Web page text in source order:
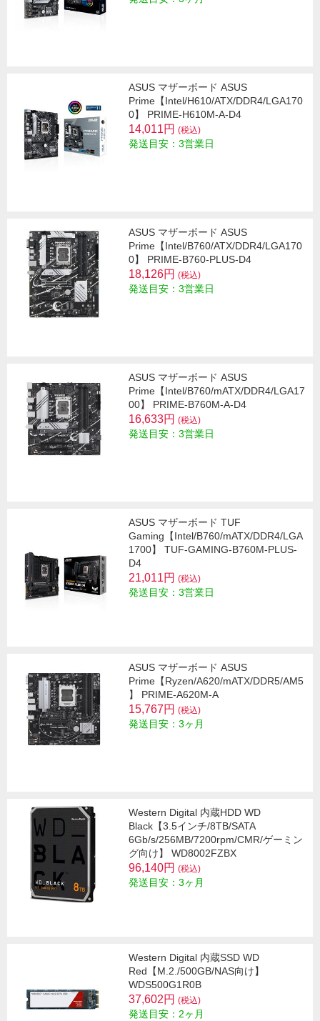
ASUS マザーボード ASUS
Prime【Intel/H610/ATX/DDR4/LGA170
0】 PRIME-H610M-A-D4
14,011円 (税込)
発送目安：3営業日
ASUS マザーボード ASUS
Prime【Intel/B760/ATX/DDR4/LGA170
0】 PRIME-B760-PLUS-D4
18,126円 (税込)
発送目安：3営業日
ASUS マザーボード ASUS
Prime【Intel/B760/mATX/DDR4/LGA17
00】 PRIME-B760M-A-D4
16,633円 (税込)
発送目安：3営業日
ASUS マザーボード TUF
Gaming【Intel/B760/mATX/DDR4/LGA
1700】 TUF-GAMING-B760M-PLUS-
D4
21,011円 (税込)
発送目安：3営業日
ASUS マザーボード ASUS
Prime【Ryzen/A620/mATX/DDR5/AM5
】 PRIME-A620M-A
15,767円 (税込)
発送目安：3ヶ月
Western Digital 内蔵HDD WD
Black【3.5インチ/8TB/SATA
6Gb/s/256MB/7200rpm/CMR/ゲーミン
グ向け】 WD8002FZBX
96,140円 (税込)
発送目安：3ヶ月
Western Digital 内蔵SSD WD
Red【M.2./500GB/NAS向け】
WDS500G1R0B
37,602円 (税込)
発送目安：2ヶ月